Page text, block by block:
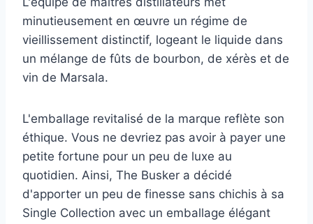
minutieusement en œuvre un régime de
vieillissement distinctif, logeant le liquide dans
un mélange de fûts de bourbon, de xérès et de
vin de Marsala.
L'emballage revitalisé de la marque reflète son
éthique. Vous ne devriez pas avoir à payer une
petite fortune pour un peu de luxe au
quotidien. Ainsi, The Busker a décidé
d'apporter un peu de finesse sans chichis à sa
Single Collection avec un emballage élégant